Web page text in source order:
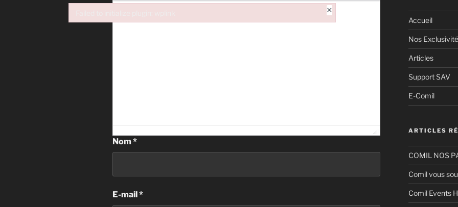
Nom *
E-mail*
Accueil
Nos
Articles
Support SAV
E-Comil
ARTICLES
COMIL NOS
Comil vous
Comil Events
×
Failed to initialize plugin: wplink